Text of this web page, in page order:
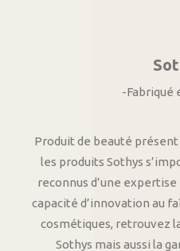
-Fabriqué
Produit de beauté présent
les produits Sothys
reconnus d’une
capacité d’innovation au
cosmétiques, retrouvez
Sothys mais aussi la